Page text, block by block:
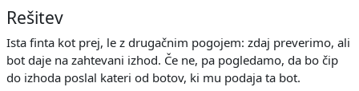
Rešitev
Ista finta kot prej, le z drugačnim pogojem: zdaj preverimo, ali
bot daje na zahtevani izhod. Če ne, pa pogledamo, da bo čip
do izhoda poslal kateri od botov, ki mu podaja ta bot.